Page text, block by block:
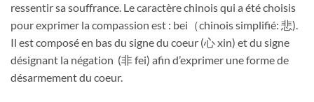
ressentir sa souffrance. Le caractère chinois qui a été choisis
pour exprimer la compassion est : bei（chinois simplifié: 悲).
Il est composé en bas du signe du coeur (心 xin) et du signe
désignant la négation (非 fei) afin d’exprimer une forme de
désarmement du coeur.